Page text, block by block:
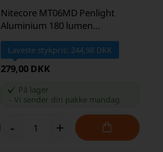
Nitecore MT06MD Penlight
Aluminium 180 lumen
Lommelygte
Laveste stykpris: 244,98 DKK
279,00 DKK
På lager
Vi sender din pakke mandag
- +